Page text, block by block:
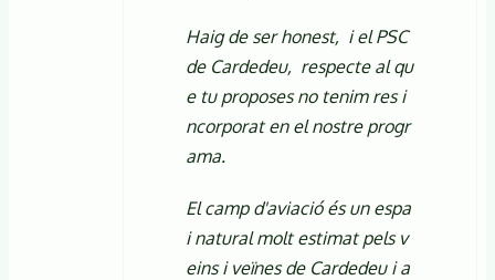
Haig de ser honest, i el PSC
de Cardedeu, respecte al qu
e tu proposes no tenim res i
ncorporat en el nostre progr
ama.
El camp d'aviació és un espa
i natural molt estimat pels v
eins i veïnes de Cardedeu i a